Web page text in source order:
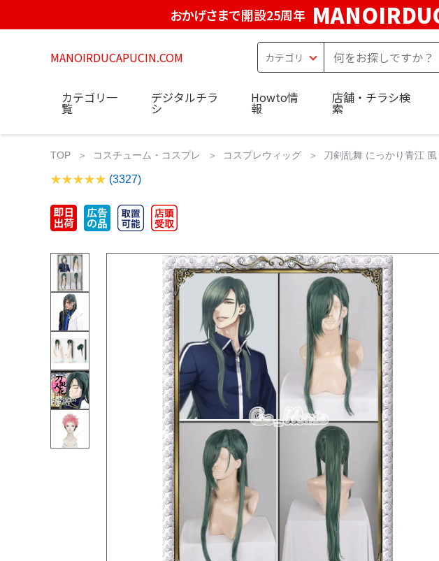
おかげさまで開設25周年
MANOIRDUCAPUCIN.COM
カテゴリ一
覧
デジタルチラ
シ
Howto情
報
店舗・チラシ検
索
TOP コスチューム・コスプレ コスプレウィッグ 刀剣乱舞 にっかり青江
(3327)